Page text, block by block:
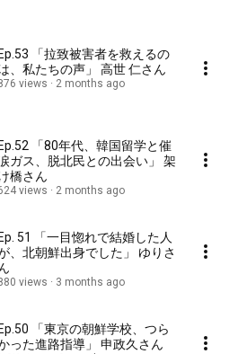
Ep.53 「拉致被害者を救えるの
、私たちの声」 高世 仁さん
views 2 months ago
Ep.52 「80年代、韓国留学と催
ガス、脱北民との出会い」 架
橋さん
views 2 months ago
Ep. 51 「一目惚れで結婚した人
、北朝鮮出身でした」 ゆりさ
ん
views 3 months ago
Ep.50 「東京の朝鮮学校、つら
った進路指導」 申政久さん